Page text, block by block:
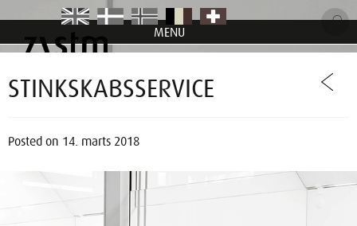
MENU
item item item item
STINKSKABSSERVICE
Posted on 14. marts 2018